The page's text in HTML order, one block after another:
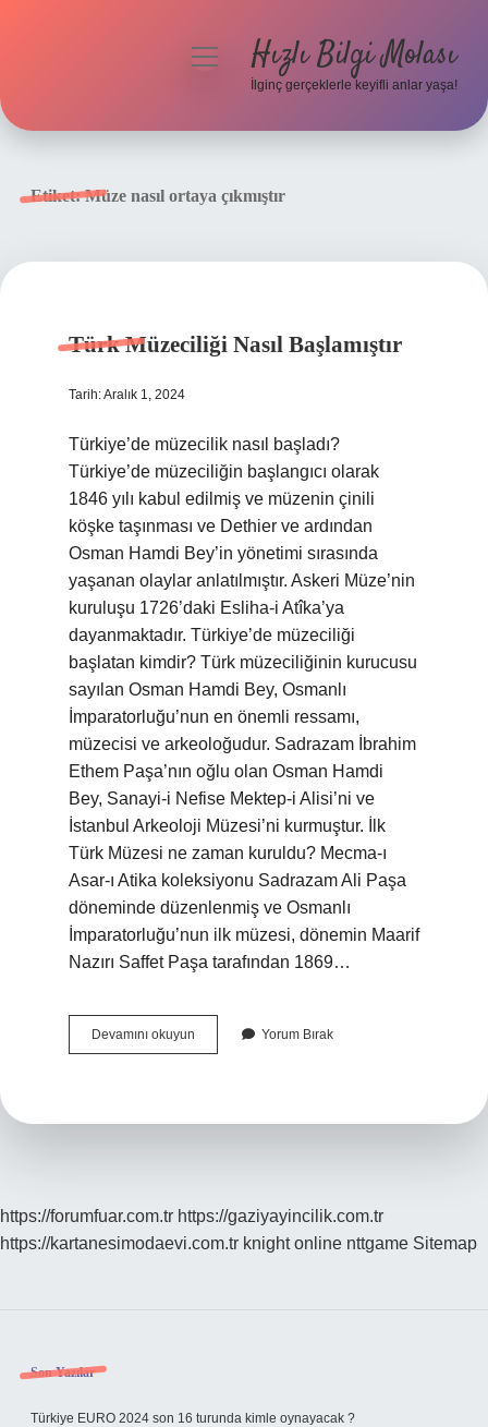
menüyüHızlı Bilgi Molası
İlginç gerçeklerle keyifli anlar yaşa!
Etiket:Müze nasıl ortaya çıkmıştır
Türk Müzeciliği Nasıl Başlamıştır
Tarih: Aralık 1, 2024
Türkiye’de müzecilik nasıl başladı?
Türkiye’de müzeciliğin başlangıcı olarak
1846 yılı kabul edilmiş ve müzenin çinili
köşke taşınması ve Dethier ve ardından
Osman Hamdi Bey’in yönetimi sırasında
yaşanan olaylar anlatılmıştır. Askeri Müze’nin
kuruluşu 1726’daki Esliha-i Atîka’ya
dayanmaktadır. Türkiye’de müzeciliği
başlatan kimdir? Türk müzeciliğinin kurucusu
sayılan Osman Hamdi Bey, Osmanlı
İmparatorluğu’nun en önemli ressamı,
müzecisi ve arkeoloğudur. Sadrazam İbrahim
Ethem Paşa’nın oğlu olan Osman Hamdi
Bey, Sanayi-i Nefise Mektep-i Alisi’ni ve
İstanbul Arkeoloji Müzesi’ni kurmuştur. İlk
Türk Müzesi ne zaman kuruldu? Mecma-ı
Asar-ı Atika koleksiyonu Sadrazam Ali Paşa
döneminde düzenlenmiş ve Osmanlı
İmparatorluğu’nun ilk müzesi, dönemin Maarif
Nazırı Saffet Paşa tarafından 1869…
Devamını okuyun
Müzeciliği
Yorum Bırak
https://forumfuar.com.tr https://gaziyayincilik.com.tr
https://kartanesimodaevi.com.tr knight online nttgame Sitemap
Sidebar
Son Yazılar
Türkiye EURO 2024 son 16 turunda kimle oynayacak ?